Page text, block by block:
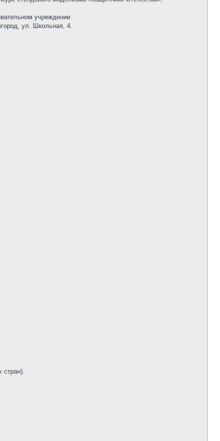
учреждении
ул. Школьная, 4.
стран).